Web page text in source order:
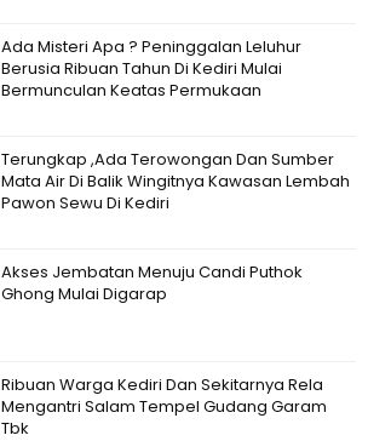
Ada Misteri Apa ? Peninggalan Leluhur
Berusia Ribuan Tahun Di Kediri Mulai
Bermunculan Keatas Permukaan
Terungkap ,Ada Terowongan Dan Sumber
Mata Air Di Balik Wingitnya Kawasan Lembah
Pawon Sewu Di Kediri
Akses Jembatan Menuju Candi Puthok
Ghong Mulai Digarap
Ribuan Warga Kediri Dan Sekitarnya Rela
Mengantri Salam Tempel Gudang Garam
Tbk